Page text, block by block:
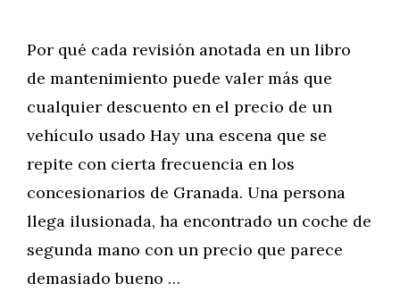
Por qué cada revisión anotada en un libro
de mantenimiento puede valer más que
cualquier descuento en el precio de un
vehículo usado Hay una escena que se
repite con cierta frecuencia en los
concesionarios de Granada. Una persona
llega ilusionada, ha encontrado un coche de
segunda mano con un precio que parece
demasiado bueno …